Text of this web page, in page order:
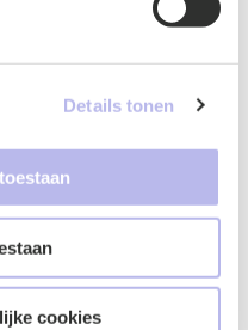
Details tonen
cookies